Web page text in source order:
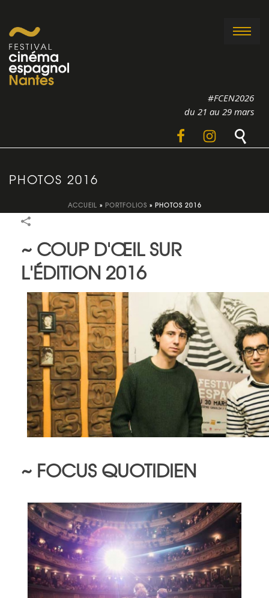
#FCEN2026
du 21 au 29 mars
PHOTOS 2016
ACCUEIL » PORTFOLIOS » PHOTOS 2016
~ COUP D'ŒIL SUR
L'ÉDITION 2016
~ FOCUS QUOTIDIEN